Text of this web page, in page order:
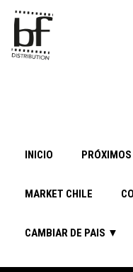
INICIO
MARKET CHILE
CAMBIAR DE PAIS ▼